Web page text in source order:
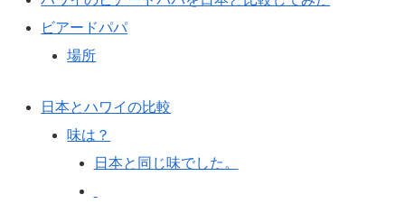
ビアードパパ
場所
日本とハワイの比較
味は？
日本と同じ味でした。